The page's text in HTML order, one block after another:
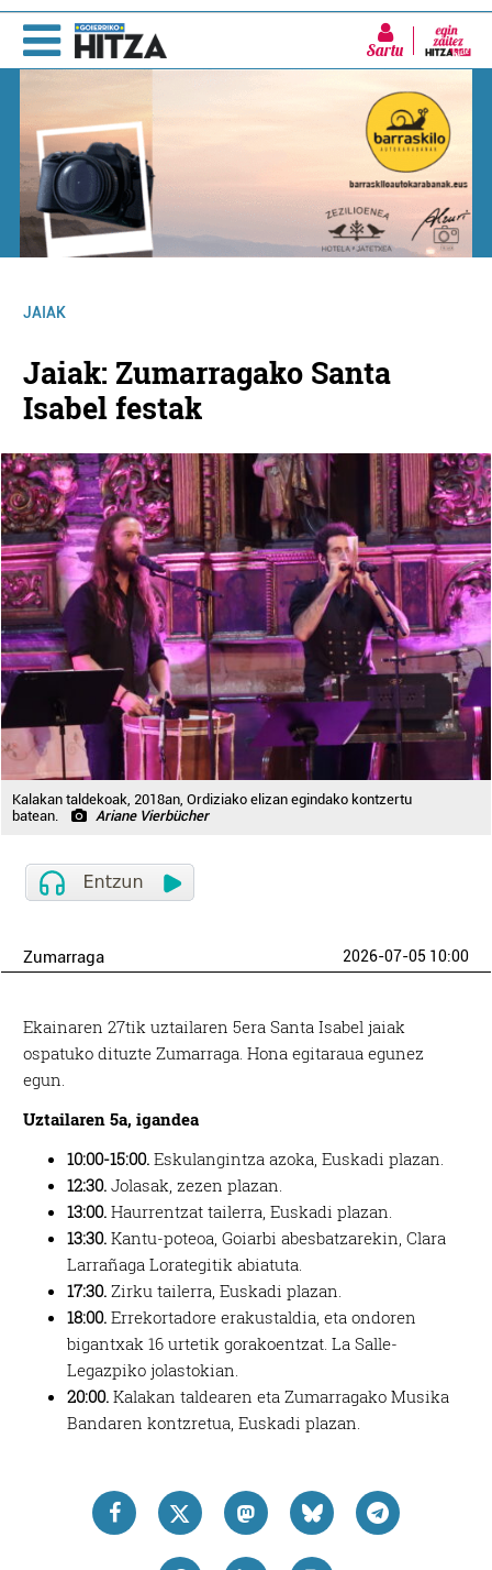
Sartu
JAIAK
Jaiak: Zumarragako Santa
Isabel festak
Kalakan taldekoak, 2018an, Ordiziako elizan egindako kontzertu
batean.
Ariane Vierbücher
Zumarraga 2026-07-05 10:00
Ekainaren 27tik uztailaren 5era Santa Isabel jaiak
ospatuko dituzte Zumarraga. Hona egitaraua egunez
egun.
Uztailaren 5a, igandea
10:00-15:00. Eskulangintza azoka, Euskadi plazan.
12:30. Jolasak, zezen plazan.
13:00. Haurrentzat tailerra, Euskadi plazan.
13:30. Kantu-poteoa, Goiarbi abesbatzarekin, Clara
Larrañaga Lorategitik abiatuta.
17:30. Zirku tailerra, Euskadi plazan.
18:00. Errekortadore erakustaldia, eta ondoren
bigantxak 16 urtetik gorakoentzat. La Salle-
Legazpiko jolastokian.
20:00. Kalakan taldearen eta Zumarragako Musika
Bandaren kontzretua, Euskadi plazan.